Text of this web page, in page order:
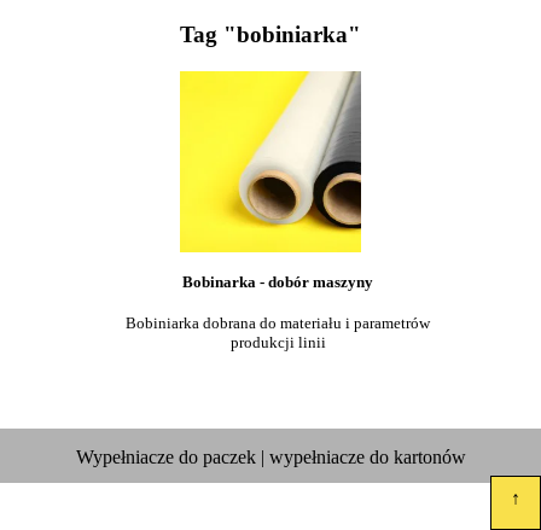
Tag "bobiniarka"
Bobinarka - dobór maszyny
Bobiniarka dobrana do materiału i parametrów
produkcji linii
Wypełniacze do paczek | wypełniacze do kartonów
↑